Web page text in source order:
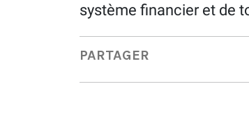
système financier et de
PARTAGER